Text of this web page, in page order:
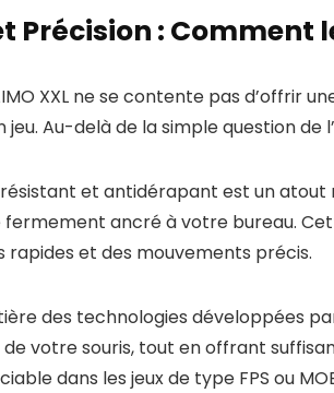
Précision : Comment
XXL ne se contente pas d’offrir
jeu. Au-delà de la simple question
et antidérapant est un atout
fermement ancré à votre bureau.
et des mouvements précis.
des technologies développées
de votre souris, tout en offrant
dans les jeux de type FPS ou